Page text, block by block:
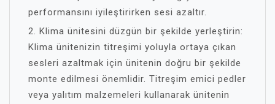
performansını iyileştirirken sesi azaltır.
2. Klima ünitesini düzgün bir şekilde yerleştirin:
Klima ünitenizin titreşimi yoluyla ortaya çıkan
sesleri azaltmak için ünitenin doğru bir şekilde
monte edilmesi önemlidir. Titreşim emici pedler
veya yalıtım malzemeleri kullanarak ünitenin